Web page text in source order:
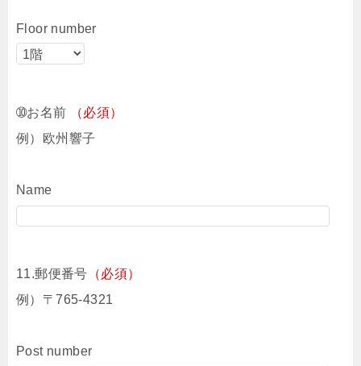
Floor number
➉お名前
（必須）
例）欧州響子
Name
11.郵便番号 （必須）
例）〒765-4321
Post number